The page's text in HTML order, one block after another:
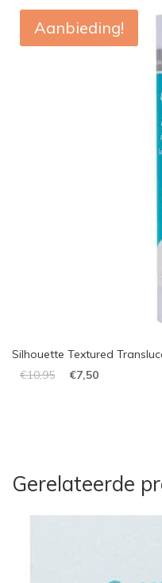
Aanbieding!
Silhouette Textured
€10,95 €7,50
Gerelateerde